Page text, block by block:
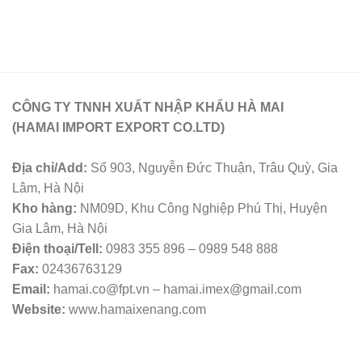
CÔNG TY TNNH XUẤT NHẬP KHẨU HÀ MAI
(HAMAI IMPORT EXPORT CO.LTD)
Địa chỉ/Add: Số 903, Nguyễn Đức Thuận, Trâu Quỳ, Gia
Lâm, Hà Nội
Kho hàng: NM09D, Khu Công Nghiệp Phú Thị, Huyện
Gia Lâm, Hà Nội
Điện thoại/Tell: 0983 355 896 – 0989 548 888
Fax: 02436763129
Email: hamai.co@fpt.vn – hamai.imex@gmail.com
Website: www.hamaixenang.com